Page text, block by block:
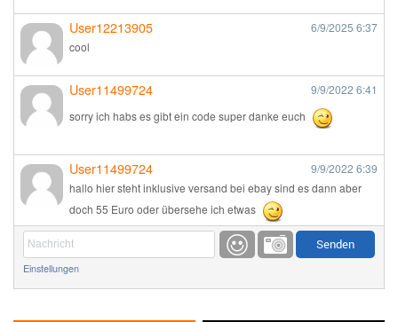
User12213905 6/9/2025 6:37
cool
User11499724 9/9/2022 6:41
sorry ich habs es gibt ein code super danke euch
User11499724 9/9/2022 6:39
hallo hier steht inklusive versand bei ebay sind es dann aber
doch 55 Euro oder übersehe ich etwas
Günni 9/1/20226:17
Einstellungen